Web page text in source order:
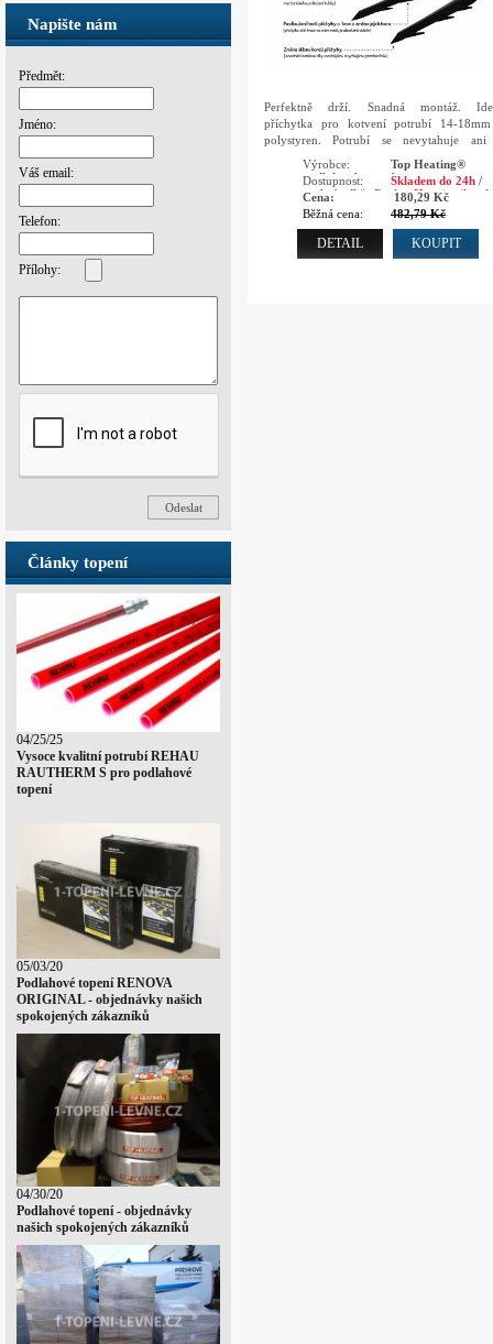
Napište nám
Předmět:
Jméno:
Váš email:
Telefon:
Přílohy:
Články topení
04/25/25
Vysoce kvalitní potrubí REHAU
RAUTHERM S pro podlahové
topení
05/03/20
Podlahové topení RENOVA
ORIGINAL - objednávky našich
spokojených zákazníků
04/30/20
Podlahové topení - objednávky
našich spokojených zákazníků
Perfektně drží. Snadná montáž.
příchytka pro kotvení potrubí 14-
polystyren. Potrubí se nevytahuje
Výrobce:
Top Heating®
podlahové topení
Dostupnost:
Skladem do 24h /
osobní odběr Praha, Hranice ihned
Cena:
180,29 Kč
Běžná cena:
482,79 Kč
KOUPIT
DETAIL